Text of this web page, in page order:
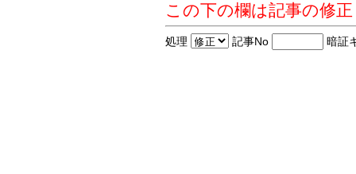
この下の欄は記事の修
処理 記事No 暗証